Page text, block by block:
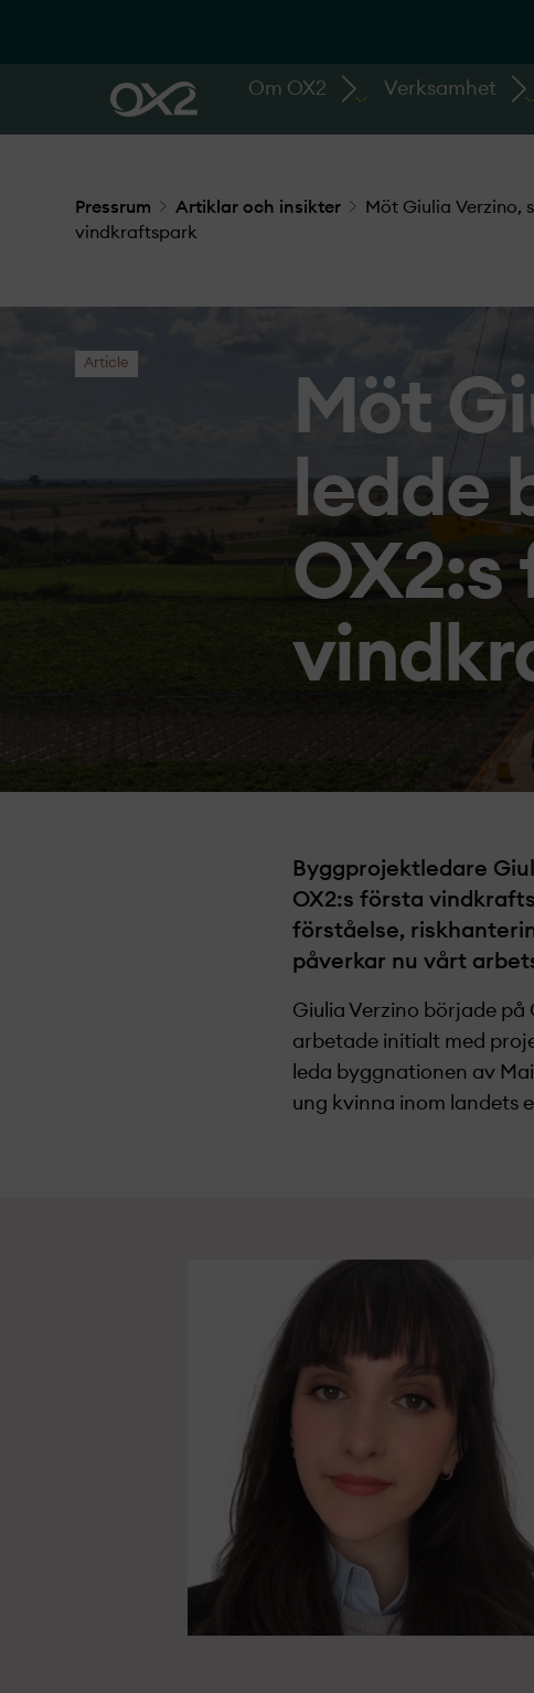
Om OX2 Verksamhet
Pressrum Artiklar och insikter
Möt Giulia Verzino,
vindkraftspark
Article
Möt
ledde
Byggprojekt­ledare
OX2:s första
förståelse,
påverkar nu vårt
Giulia Verzino började
arbetade initialt med
leda byggnationen av
ung kvinna inom landets